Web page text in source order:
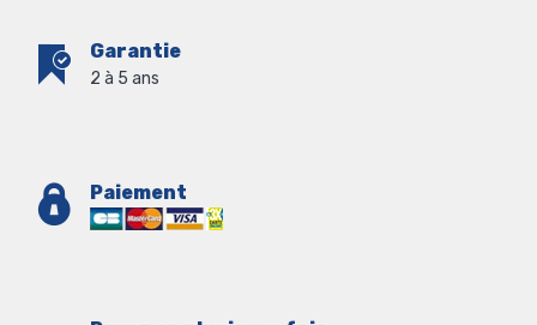
Garantie
2 à 5 ans
Paiement